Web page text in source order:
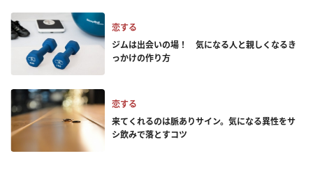
恋する
ジムは出会いの場！ 気になる人と親しくなるき
っかけの作り方
恋する
来てくれるのは脈ありサイン。気になる異性をサ
シ飲みで落とすコツ